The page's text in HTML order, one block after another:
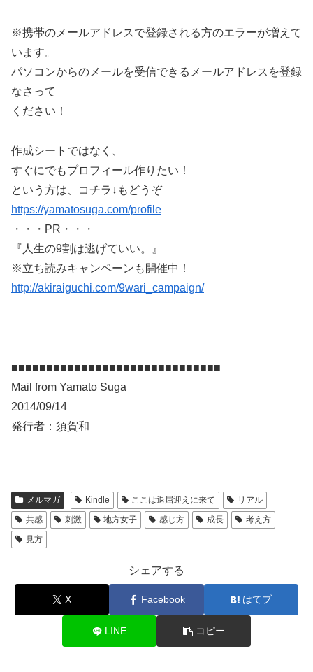
※携帯のメールアドレスで登録される方のエラーが増えて
います。
パソコンからのメールを受信できるメールアドレスを登録
なさって
ください！
作成シートではなく、
すぐにでもプロフィール作りたい！
という方は、コチラ↓もどうぞ
https://yamatosuga.com/profile
・・・PR・・・
『人生の9割は逃げていい。』
※立ち読みキャンペーンも開催中！
http://akiraiguchi.com/9wari_campaign/
■■■■■■■■■■■■■■■■■■■■■■■■■■■■■■
Mail from Yamato Suga
2014/09/14
発行者：須賀和
メルマガ Kindle ここは退屈迎えに来て
リアル
共感
刺激 地方女子 感じ方 成長
考え方
見方
シェアする
X Facebook はてブ
LINE コピー